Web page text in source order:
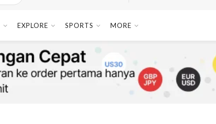
EXPLORE SPORTS MORE